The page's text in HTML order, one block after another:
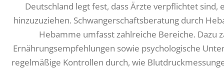
Deutschland legt fest, dass Ärzte verpflichtet
hinzuzuziehen. Schwangerschaftsberatung durch
Hebamme umfasst zahlreiche Bereiche. Dazu
Ernährungsempfehlungen sowie psychologische
regelmäßige Kontrollen durch, wie